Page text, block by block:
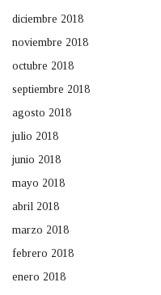
diciembre 2018
noviembre 2018
octubre 2018
septiembre 2018
agosto 2018
julio 2018
junio 2018
mayo 2018
abril 2018
marzo 2018
febrero 2018
enero 2018